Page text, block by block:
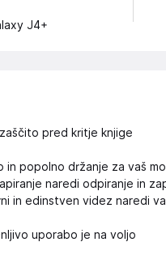
J4+
pred kritje knjige
in popolno držanje za vaš
naredi odpiranje in
in edinstven videz naredi
uporabo je na voljo